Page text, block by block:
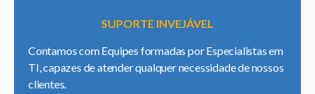
SUPORTE INVEJÁVEL
Contamos com Equipes formadas por Especialistas em
TI, capazes de atender qualquer necessidade de nossos
clientes.